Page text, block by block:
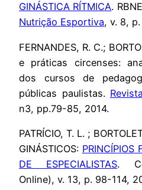
GINÁSTICA RÍTMICA.
Nutrição Esportiva, v. 8,
FERNANDES, R. C.;
e práticas circenses:
dos cursos de
públicas paulistas.
n3, pp.79-85, 2014.
PATRÍCIO, T. L. ;
GINÁSTICOS: PRINCÍPIOS
DE ESPECIALISTAS.
Online), v. 13, p. 98-114,